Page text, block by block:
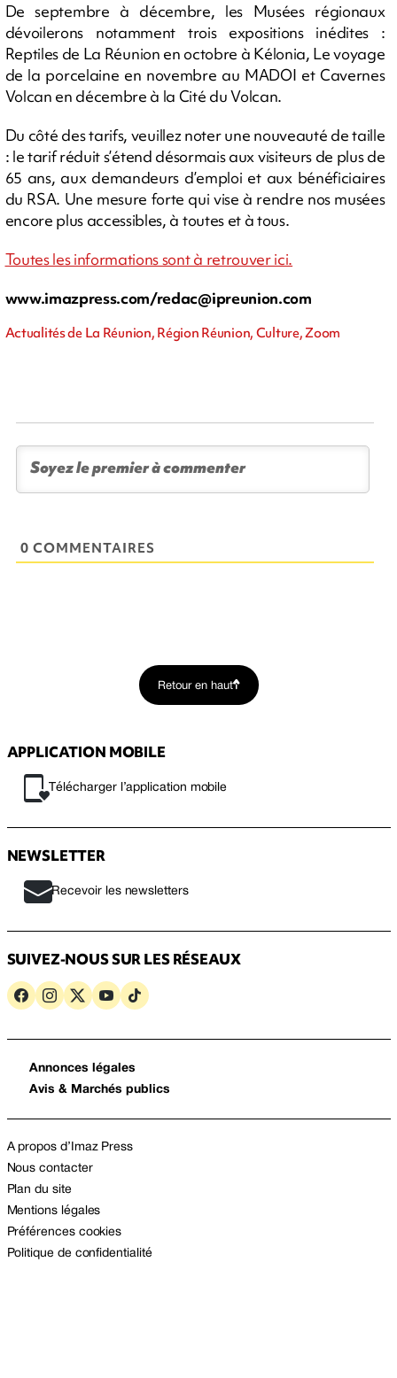
De septembre à décembre, les Musées régionaux
dévoilerons notamment trois expositions inédites :
Reptiles de La Réunion en octobre à Kélonia, Le voyage
de la porcelaine en novembre au MADOI et Cavernes
Volcan en décembre à la Cité du Volcan.
Du côté des tarifs, veuillez noter une nouveauté de taille
: le tarif réduit s’étend désormais aux visiteurs de plus de
65 ans, aux demandeurs d’emploi et aux bénéficiaires
du RSA. Une mesure forte qui vise à rendre nos musées
encore plus accessibles, à toutes et à tous.
Toutes les informations sont à retrouver ici.
www.imazpress.com/redac@ipreunion.com
Actualités de La Réunion, Région Réunion, Culture, Zoom
0 COMMENTAIRES
Retour en haut
APPLICATION MOBILE
Télécharger l’application mobile
NEWSLETTER
Recevoir les newsletters
SUIVEZ-NOUS SUR LES RÉSEAUX
Annonces légales
Avis & Marchés publics
A propos d’Imaz Press
Nous contacter
Plan du site
Mentions légales
Préférences cookies
Politique de confidentialité